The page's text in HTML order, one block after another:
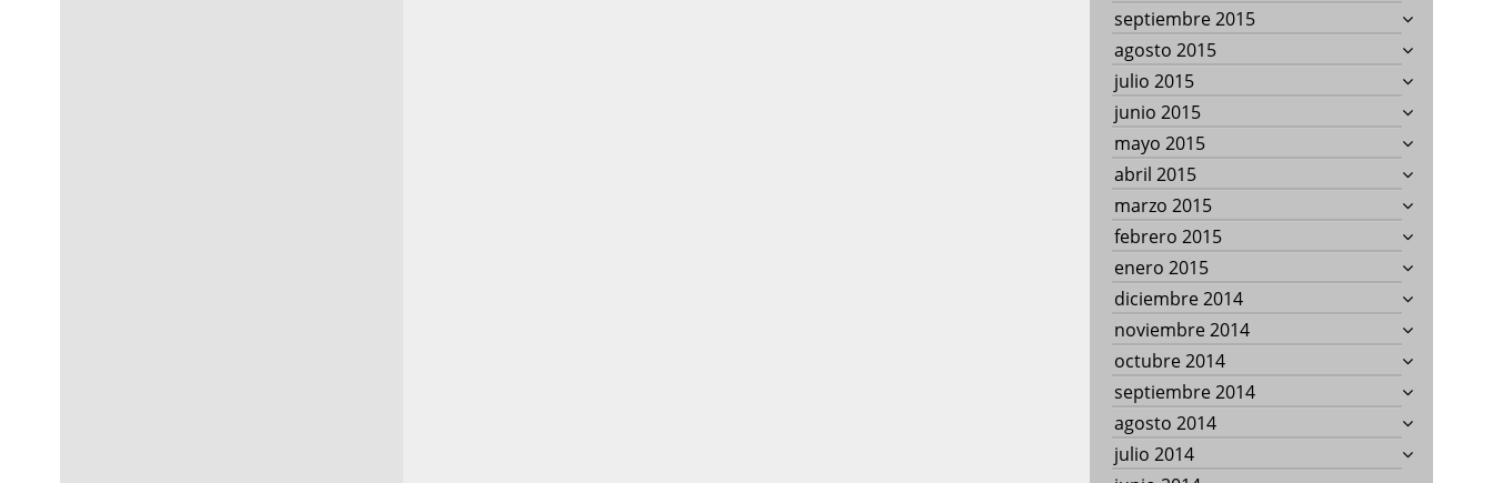
septiembre 2015
agosto 2015
julio 2015
junio 2015
mayo 2015
abril 2015
marzo 2015
febrero 2015
enero 2015
diciembre 2014
noviembre 2014
octubre 2014
septiembre 2014
agosto 2014
julio 2014